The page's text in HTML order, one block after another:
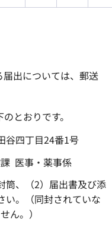
出については、郵送
とおりです。
谷四丁目24番1号
医事・薬事係
筒、（2）届出書及び添
い。（同封されていな
ん。）